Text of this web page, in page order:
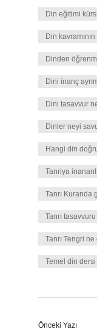
Din eğitimi
Din
Dinden
Dini inanç
Dini tasavvur
Dinler neyi
Hangi din
Tanriya
Tanrı Kuranda
Tanrı
Tanrı Tengri
Temel din
Önceki Yazı